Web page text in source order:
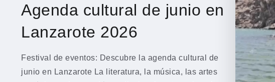
Agenda cultural de junio en
Lanzarote 2026
Festival de eventos: Descubre la agenda cultural de
junio en Lanzarote La literatura, la música, las artes